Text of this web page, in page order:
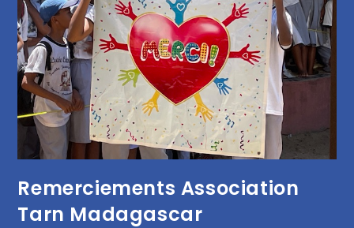
Remerciements Association
Tarn Madagascar